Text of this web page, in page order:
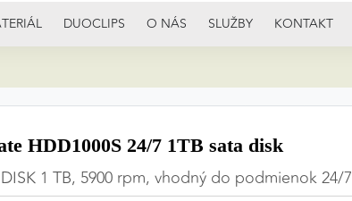
DUOCLIPS O NÁS SLUŽBY KONTAKT
HDD1000S 24/7 1TB sata disk
1 TB, 5900 rpm, vhodný do podmienok 24/7